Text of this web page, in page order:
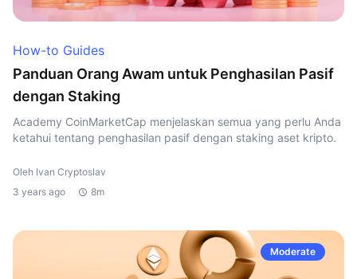
How-to Guides
Panduan Orang Awam untuk Penghasilan Pasif
dengan Staking
Academy CoinMarketCap menjelaskan semua yang perlu Anda
ketahui tentang penghasilan pasif dengan staking aset kripto.
Oleh Ivan Cryptoslav
3 years ago
8m
Moderate